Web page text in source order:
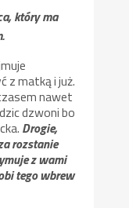
który ma
z matką i już.
nawet
dzwoni bo
Drogie,
rozstanie
z wami
tego wbrew